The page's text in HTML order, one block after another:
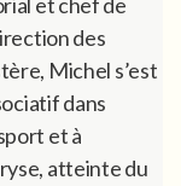
des
Michel s’est
dans
et à
atteinte du